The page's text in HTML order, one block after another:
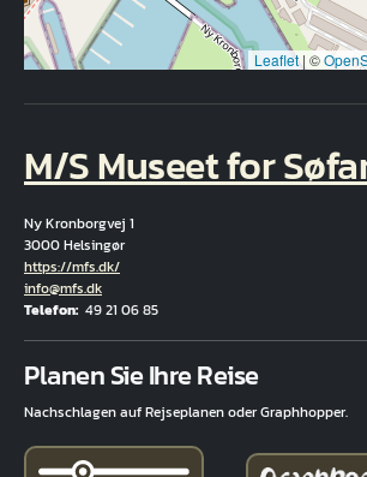
Leaflet | ©
M/S Museet for
Ny Kronborgvej 1
3000 Helsingør
Hjemmeside
https://mfs.dk/
E-Mail
info@mfs.dk
Telefon 49 21 06 85
Planen Sie Ihre Reise
Nachschlagen auf Rejseplanen oder Graphhopper.